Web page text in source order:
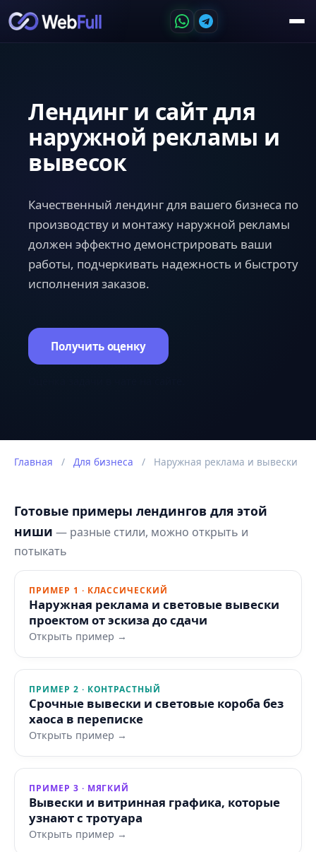
Лендинг и сайт для
наружной рекламы и
вывесок
Качественный лендинг для вашего бизнеса по
производству и монтажу наружной рекламы
должен эффектно демонстрировать ваши
работы, подчеркивать надежность и быстроту
исполнения заказов.
Получить оценку
Главная / Для бизнеса / Наружная реклама и вывески
Готовые примеры лендингов для этой
ниши — разные стили, можно открыть и
потыкать
ПРИМЕР 1 · КЛАССИЧЕСКИЙ
Наружная реклама и световые вывески
проектом от эскиза до сдачи
Открыть пример →
ПРИМЕР 2 · КОНТРАСТНЫЙ
Срочные вывески и световые короба без
хаоса в переписке
Открыть пример →
ПРИМЕР 3 · МЯГКИЙ
Вывески и витринная графика, которые
узнают с тротуара
Открыть пример →